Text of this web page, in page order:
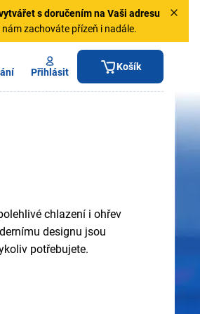
s doručením na Vaši adresu
zachováte přízeň i nadále.
Přihlásit Košík
chlazení i ohřev
designu jsou
potřebujete.